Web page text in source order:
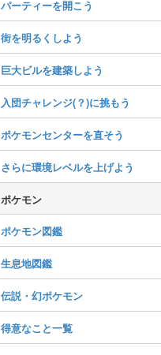
パーティーを開こう
街を明るくしよう
巨大ビルを建築しよう
入団チャレンジ(？)に挑もう
ポケモンセンターを直そう
さらに環境レベルを上げよう
ポケモン
ポケモン図鑑
生息地図鑑
伝説・幻ポケモン
得意なこと一覧